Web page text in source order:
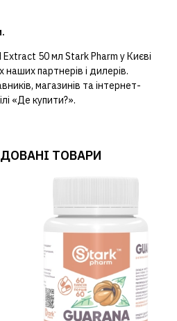
50 мл Stark Pharm у Києві
наших партнерів і дилерів.
магазинів та інтернет-
«Де купити?».
ТОВАРИ